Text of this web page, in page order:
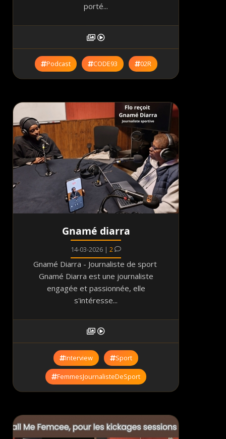
porté...
Podcast CODE93 02R
Gnamé diarra
14-03-2026 | 2
Gnamé Diarra - Journaliste de sport
Gnamé Diarra est une journaliste
engagée et passionnée, elle
s'intéresse...
Interview Sport
FemmesJournalisteDeSport